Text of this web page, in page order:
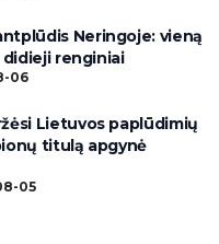
Neringoje: vieną
didieji renginiai
06
Lietuvos paplūdimių
titulą apgynė
05